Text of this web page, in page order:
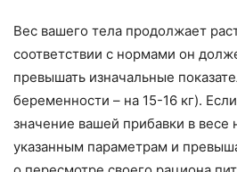
Вес вашего тела продолжает
соответствии с нормами он
превышать изначальные
беременности – на 15-16 кг).
значение вашей прибавки в весе
указанным параметрам и